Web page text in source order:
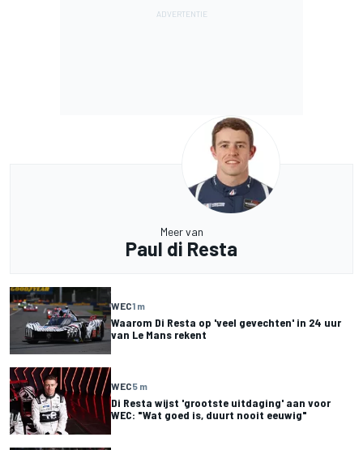
Meer van
Paul di Resta
WEC1 m
Waarom Di Resta op 'veel gevechten' in 24 uur
van Le Mans rekent
WEC5 m
Di Resta wijst 'grootste uitdaging' aan voor
WEC: "Wat goed is, duurt nooit eeuwig"